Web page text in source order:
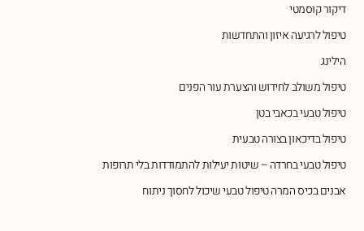
דיקור קוסמטי
טיפול לרגיעה איזון והתחדשות
הילינג
טיפול משולב לחידוש והצערת עור הפנים
טיפול טבעי בכאבי בטן
טיפול בדיכאון בצורה טבעית
טיפול טבעי בחרדה – שיטות יעילות להתמודדות בלי תרופות
אבנים בכיס המרה טיפול טבעי שיכול לחסוך ניתוח